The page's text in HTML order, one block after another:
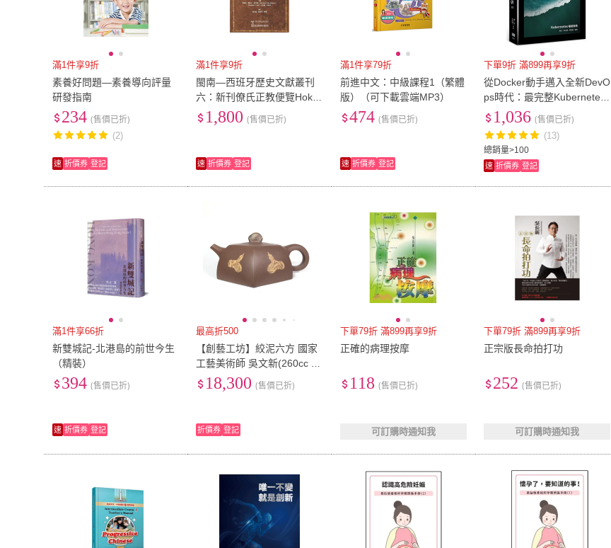
滿1件享9折
素養好問題—素養導向評量
研發指南
234 (售價已折)
(2)
速 折價券 登記
滿1件享9折
閩南―西班牙歷史文獻叢刊
六：新刊僚氏正教便覽Hokki
en Spanish Historical Docu
ment Series VI: Memorial
1,800 (售價已折)
速 折價券 登記
滿1件享79折
前進中文：中級課程1（繁體
版）（可下載雲端MP3）
474 (售價已折)
速 折價券 登記
下單9折 滿899再享9折
從Docker動手邁入全新DevO
ps時代：最完整Kubernetes
全書
總銷量>100
1,036 (售價已折)
(13)
速 折價券 登記
滿1件享66折
新雙城記-北港島的前世今生
（精裝）
394 (售價已折)
速 折價券 登記
最高折500
【創藝工坊】絞泥六方 國家
工藝美術師 吳文新(260cc 正
品 紫砂 宜興紫砂壺 茶具 收
藏級美品)
18,300 (售價已折)
折價券 登記
下單79折 滿899再享9折
正確的病理按摩
118 (售價已折)
可訂購時通知我
下單79折 滿899再享9折
正宗版長命拍打功
252 (售價已折)
可訂購時通知我